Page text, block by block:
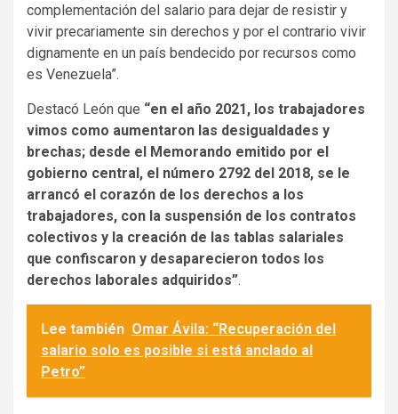
complementación del salario para dejar de resistir y
vivir precariamente sin derechos y por el contrario vivir
dignamente en un país bendecido por recursos como
es Venezuela”.
Destacó León que “en el año 2021, los trabajadores
vimos como aumentaron las desigualdades y
brechas; desde el Memorando emitido por el
gobierno central, el número 2792 del 2018, se le
arrancó el corazón de los derechos a los
trabajadores, con la suspensión de los contratos
colectivos y la creación de las tablas salariales
que confiscaron y desaparecieron todos los
derechos laborales adquiridos”.
Lee también Omar Ávila: “Recuperación del
salario solo es posible si está anclado al
Petro”